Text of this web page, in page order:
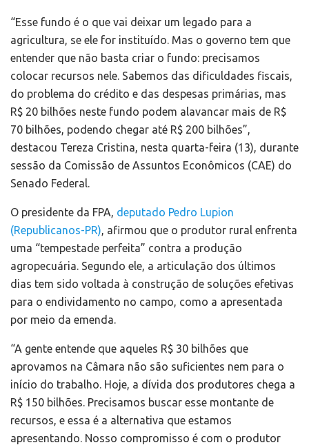
“Esse fundo é o que vai deixar um legado para a
agricultura, se ele for instituído. Mas o governo tem que
entender que não basta criar o fundo: precisamos
colocar recursos nele. Sabemos das dificuldades fiscais,
do problema do crédito e das despesas primárias, mas
R$ 20 bilhões neste fundo podem alavancar mais de R$
70 bilhões, podendo chegar até R$ 200 bilhões”,
destacou Tereza Cristina, nesta quarta-feira (13), durante
sessão da Comissão de Assuntos Econômicos (CAE) do
Senado Federal.
O presidente da FPA, deputado Pedro Lupion
(Republicanos-PR), afirmou que o produtor rural enfrenta
uma “tempestade perfeita” contra a produção
agropecuária. Segundo ele, a articulação dos últimos
dias tem sido voltada à construção de soluções efetivas
para o endividamento no campo, como a apresentada
por meio da emenda.
“A gente entende que aqueles R$ 30 bilhões que
aprovamos na Câmara não são suficientes nem para o
início do trabalho. Hoje, a dívida dos produtores chega a
R$ 150 bilhões. Precisamos buscar esse montante de
recursos, e essa é a alternativa que estamos
apresentando. Nosso compromisso é com o produtor